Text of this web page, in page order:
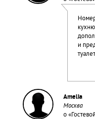
и
Amelia
Москва
о «